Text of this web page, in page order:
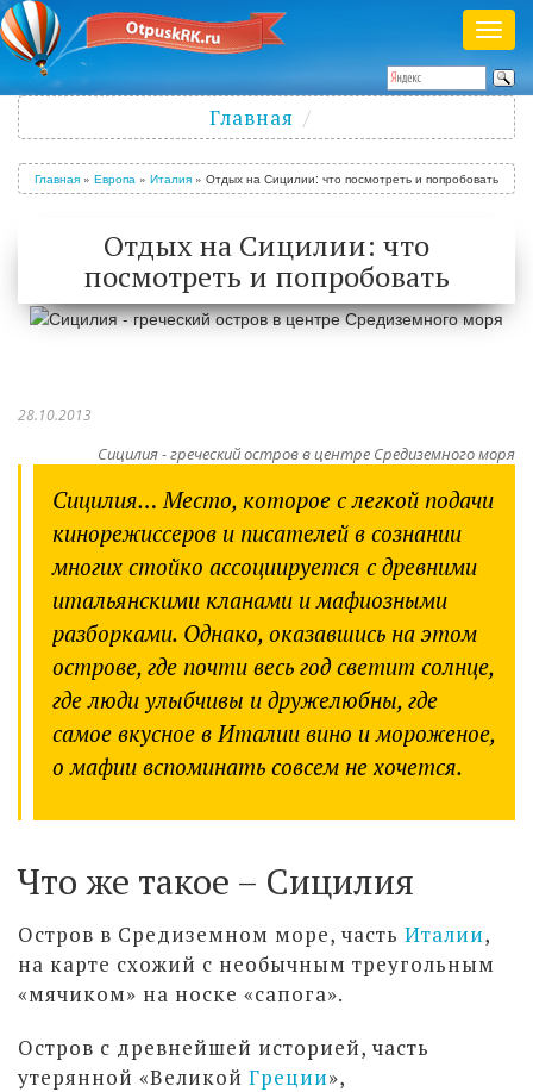
Полезный журнал о путешествиях
меню
Главная
Главная » Европа » Италия » Отдых на Сицилии: что посмотреть и попробовать
Отдых на Сицилии: что
посмотреть и попробовать
28.10.2013
Сицилия - греческий остров в центре Средиземного моря
Сицилия… Место, которое с легкой подачи
кинорежиссеров и писателей в сознании
многих стойко ассоциируется с древними
итальянскими кланами и мафиозными
разборками. Однако, оказавшись на этом
острове, где почти весь год светит солнце,
где люди улыбчивы и дружелюбны, где
самое вкусное в Италии вино и мороженое,
о мафии вспоминать совсем не хочется.
Что же такое – Сицилия
Остров в Средиземном море, часть Италии,
на карте схожий с необычным треугольным
«мячиком» на носке «сапога».
Остров с древнейшей историей, часть
утерянной «Великой Греции»,